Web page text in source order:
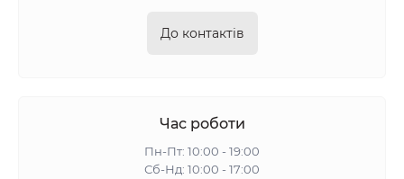
До контактів
Час роботи
Пн-Пт: 10:00 - 19:00
Сб-Нд: 10:00 - 17:00